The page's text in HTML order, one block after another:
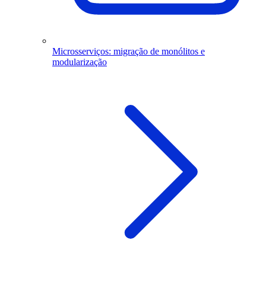
Microsserviços: migração de monólitos e
modularização